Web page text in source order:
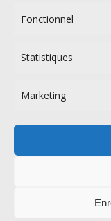
Fonctionnel
Statistiques
Marketing
Mentions